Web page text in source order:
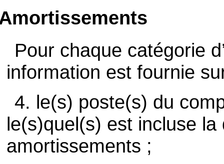
Pour chaque catégorie
information est fournie
4. le(s) poste(s) du
le(s)quel(s) est incluse la
amortissements ;